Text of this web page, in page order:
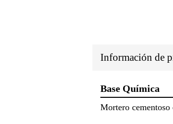
Información de
Base Química
Mortero cementoso